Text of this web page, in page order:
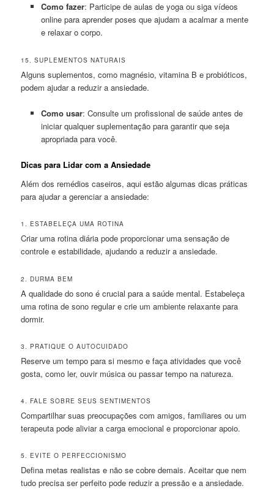
Como fazer: Participe de aulas de yoga ou siga vídeos
online para aprender poses que ajudam a acalmar a mente
e relaxar o corpo.
15. SUPLEMENTOS NATURAIS
Alguns suplementos, como magnésio, vitamina B e probióticos,
podem ajudar a reduzir a ansiedade.
Como usar: Consulte um profissional de saúde antes de
iniciar qualquer suplementação para garantir que seja
apropriada para você.
Dicas para Lidar com a Ansiedade
Além dos remédios caseiros, aqui estão algumas dicas práticas
para ajudar a gerenciar a ansiedade:
1. ESTABELEÇA UMA ROTINA
Criar uma rotina diária pode proporcionar uma sensação de
controle e estabilidade, ajudando a reduzir a ansiedade.
2. DURMA BEM
A qualidade do sono é crucial para a saúde mental. Estabeleça
uma rotina de sono regular e crie um ambiente relaxante para
dormir.
3. PRATIQUE O AUTOCUIDADO
Reserve um tempo para si mesmo e faça atividades que você
gosta, como ler, ouvir música ou passar tempo na natureza.
4. FALE SOBRE SEUS SENTIMENTOS
Compartilhar suas preocupações com amigos, familiares ou um
terapeuta pode aliviar a carga emocional e proporcionar apoio.
5. EVITE O PERFECCIONISMO
Defina metas realistas e não se cobre demais. Aceitar que nem
tudo precisa ser perfeito pode reduzir a pressão e a ansiedade.